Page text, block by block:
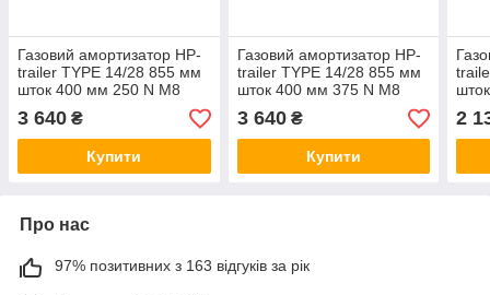
Газовий амортизатор HP-
trailer TYPE 14/28 855 мм
шток 400 мм 250 N М8
11007455 (210261)
3 640 ₴
Купити
Газовий амортизатор HP-
trailer TYPE 14/28 855 мм
шток 400 мм 375 N М8
11010108 (210262)
3 640₴
Купити
2
Про нас
97% позитивних з 163 відгуків за рік